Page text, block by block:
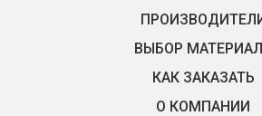
ВЫБОР
КАК ЗАКАЗАТЬ
О КОМПАНИИ